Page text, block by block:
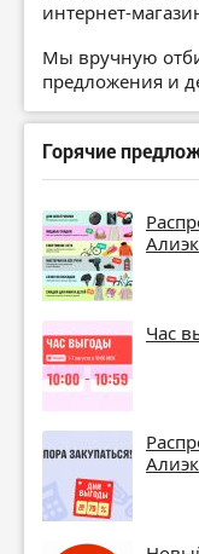
интернет-
Мы вручную
предложения и
Горячие
Час